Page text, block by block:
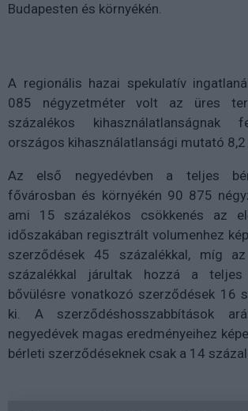
Budapesten és környékén.
A regionális hazai spekulatív
085 négyzetméter volt az üres
százalékos
országos kihasználatlansági mutató 8,2
Az első negyedévben a teljes
fővárosban és környékén 90 875
ami 15 százalékos csökkenés az
időszakában regisztrált volumenhez
szerződések 45 százalékkal, míg
százalékkal járultak hozzá a teljes
bővülésre vonatkozó szerződések 16
ki. A szerződéshosszabbítások
negyedévek magas eredményeihez
bérleti szerződéseknek csak a 14